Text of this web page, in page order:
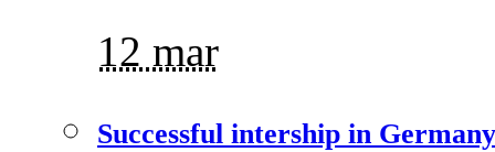
12 mar
Successful intership in Germany